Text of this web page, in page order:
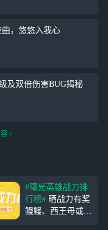
，悠悠入我心
及双倍伤害BUG揭秘
#曙光英雄战力排
行榜# 晒战力有奖
鳗鳗、西王母或者